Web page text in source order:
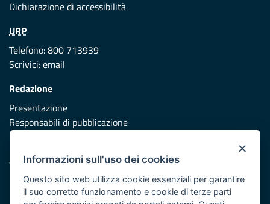
Dichiarazione di accessibilità
URP
Telefono: 800 713939
Scrivici:email
Redazione
Presentazione
Responsabili di pubblicazione
Vai al sito di Protezione Civile Puglia
Iniziativa finanziata con risorse del POR Puglia 2014/2020 -
×
Informazioni sull'uso dei cookies
Questo sito web utilizza cookie essenziali per garantire
il suo corretto funzionamento e cookie di terze parti